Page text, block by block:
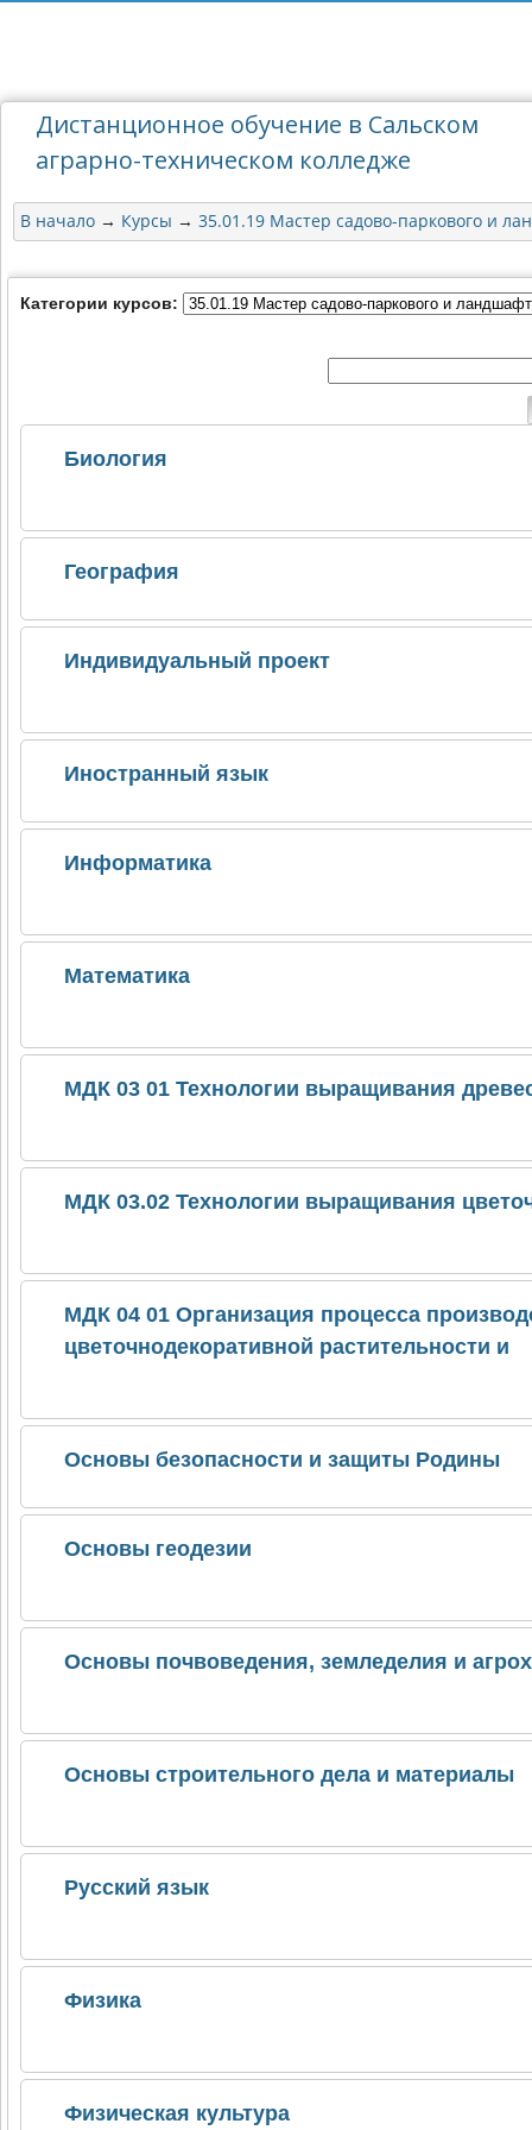
Дистанционное обучение в Сальском
аграрно-техническом колледже
В начало → Курсы → 35.01.19 Мастер садово-паркового и
Категории курсов:
Биология
География
Индивидуальный проект
Иностранный язык
Информатика
Математика
МДК 03 01 Технологии выращивания
МДК 03.02 Технологии выращивания
МДК 04 01 Организация процесса
цветочнодекоративной растительности и
Основы безопасности и защиты Родины
Основы геодезии
Основы почвоведения, земледелия и
Основы строительного дела и материалы
Русский язык
Физика
Физическая культура